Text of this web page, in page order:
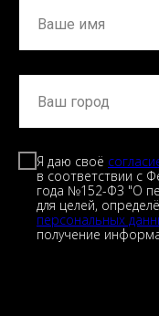
Я даю своё
в соответствии с
года №152-ФЗ "О
для целей,
персональных
получение